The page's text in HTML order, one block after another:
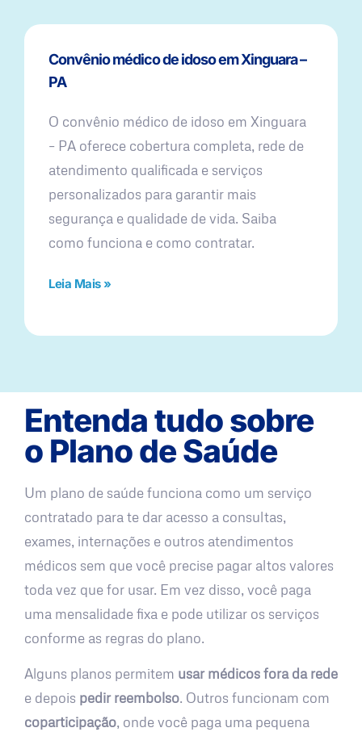
Convênio médico de idoso em Xinguara –
PA
O convênio médico de idoso em Xinguara
– PA oferece cobertura completa, rede de
atendimento qualificada e serviços
personalizados para garantir mais
segurança e qualidade de vida. Saiba
como funciona e como contratar.
Leia Mais »
Entenda tudo sobre
o Plano de Saúde
Um plano de saúde funciona como um serviço
contratado para te dar acesso a consultas,
exames, internações e outros atendimentos
médicos sem que você precise pagar altos valores
toda vez que for usar. Em vez disso, você paga
uma mensalidade fixa e pode utilizar os serviços
conforme as regras do plano.
Alguns planos permitem usar médicos fora da rede
e depois pedir reembolso. Outros funcionam com
coparticipação, onde você paga uma pequena